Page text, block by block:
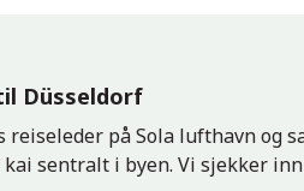
Düsseldorf
reiseleder på Sola lufthavn og
sentralt i byen. Vi sjekker